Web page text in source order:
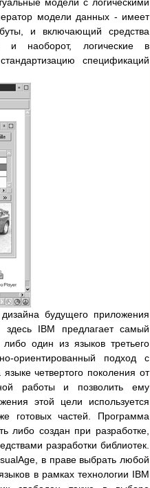
модели данных - имеет
и включающий средства
и наоборот, логические в
спецификаций
будущего приложения
здесь IBM предлагает самый
один из языков третьего
ориентированный подход с
четвертого поколения от
работы и позволить ему
этой цели используется
готовых частей. Программа
либо создан при разработке,
разработки библиотек.
в праве выбрать любой
в рамках технологии IBM